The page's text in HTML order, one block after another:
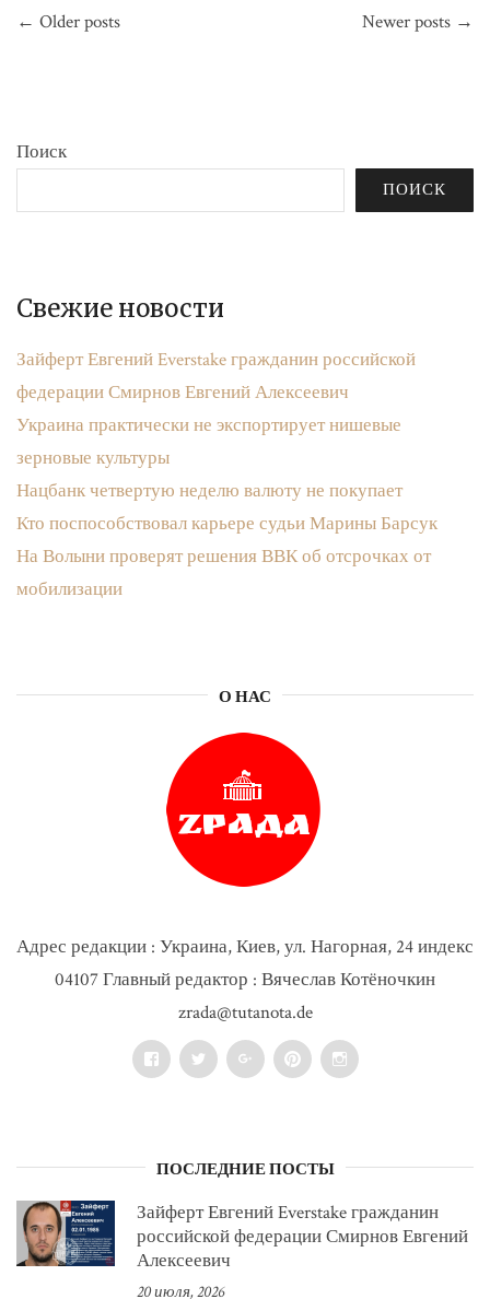
почему
Россия
по
← Older posts Newer posts →
Поиск
ПОИСК
Свежие новости
Зайферт Евгений Everstake гражданин российской
федерации Смирнов Евгений Алексеевич
Украина практически не экспортирует нишевые
зерновые культуры
Нацбанк четвертую неделю валюту не покупает
Кто поспособствовал карьере судьи Марины Барсук
На Волыни проверят решения ВВК об отсрочках от
мобилизации
О НАС
Адрес редакции : Украина, Киев, ул. Нагорная, 24 индекс
04107 Главный редактор : Вячеслав Котёночкин
zrada@tutanota.de
FacebookTwitter Google+PinterestInstagram
ПОСЛЕДНИЕ ПОСТЫ
Зайферт Евгений Everstake гражданин
российской федерации Смирнов Евгений
Алексеевич
20 июля, 2026